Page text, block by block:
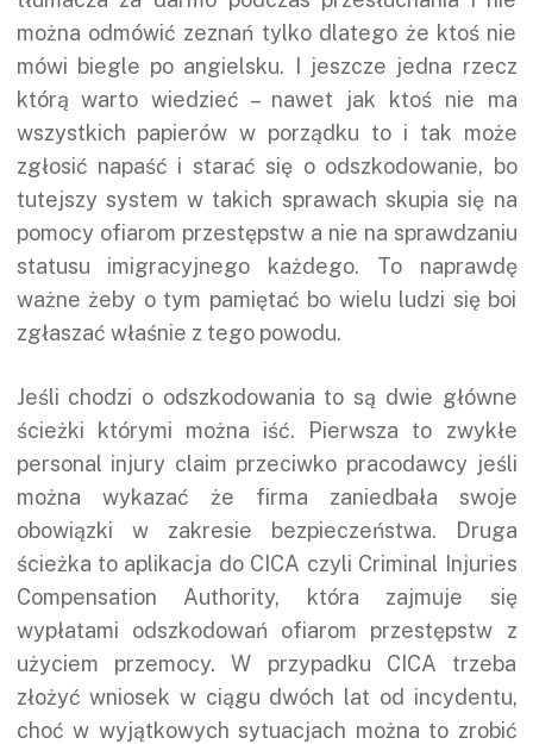
można odmówić zeznań tylko dlatego że ktoś nie
mówi biegle po angielsku. I jeszcze jedna rzecz
którą warto wiedzieć – nawet jak ktoś nie ma
wszystkich papierów w porządku to i tak może
zgłosić napaść i starać się o odszkodowanie, bo
tutejszy system w takich sprawach skupia się na
pomocy ofiarom przestępstw a nie na sprawdzaniu
statusu imigracyjnego każdego. To naprawdę
ważne żeby o tym pamiętać bo wielu ludzi się boi
zgłaszać właśnie z tego powodu.
Jeśli chodzi o odszkodowania to są dwie główne
ścieżki którymi można iść. Pierwsza to zwykłe
personal injury claim przeciwko pracodawcy jeśli
można wykazać że firma zaniedbała swoje
obowiązki w zakresie bezpieczeństwa. Druga
ścieżka to aplikacja do CICA czyli Criminal Injuries
Compensation Authority, która zajmuje się
wypłatami odszkodowań ofiarom przestępstw z
użyciem przemocy. W przypadku CICA trzeba
złożyć wniosek w ciągu dwóch lat od incydentu,
choć w wyjątkowych sytuacjach można to zrobić